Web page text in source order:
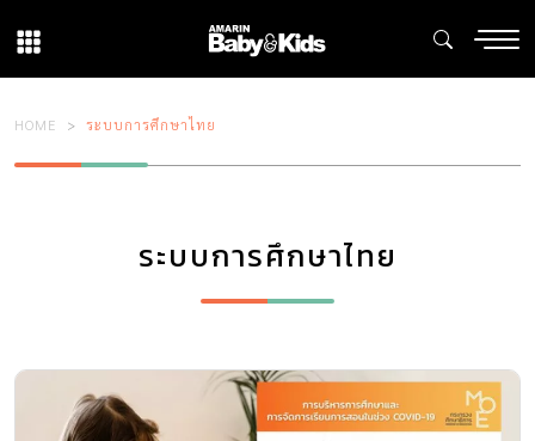
HOME ระบบการศึกษาไทย
ระบบการศึกษาไทย